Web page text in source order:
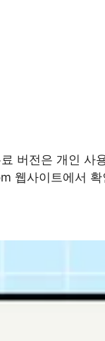
버전은 개인 사
웹사이트에서